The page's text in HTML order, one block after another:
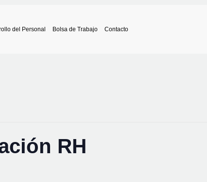
del Personal Bolsa de Trabajo Contacto
RH